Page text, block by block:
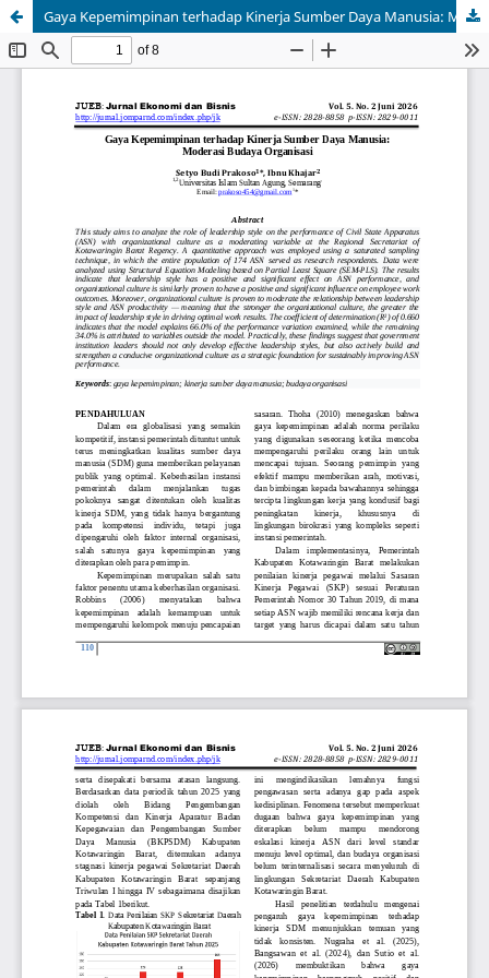
Gaya Kepemimpinan terhadap Kinerja Sumber Daya Manusia: Moderasi Budaya Organisasi